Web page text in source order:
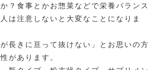
？食事とかお惣菜などで栄養バランス
は注意しないと大変なことになりま
長きに亘って抜けない」とお思いの方
があります。